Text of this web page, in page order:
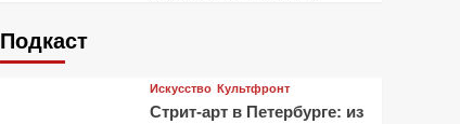
Подкаст
Искусство Культфронт
Стрит-арт в Петербурге: из